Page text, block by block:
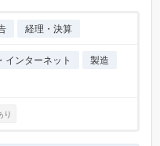
経理・決算
インターネット
製造
り